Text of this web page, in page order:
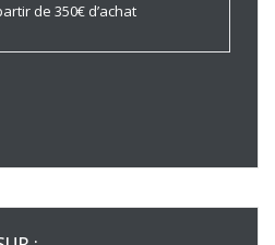
de 350€ d’achat